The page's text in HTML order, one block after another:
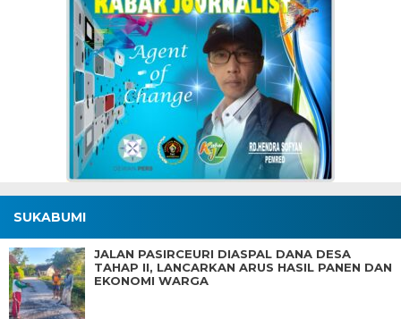
SUKABUMI
JALAN PASIRCEURI DIASPAL DANA DESA
TAHAP II, LANCARKAN ARUS HASIL PANEN DAN
EKONOMI WARGA